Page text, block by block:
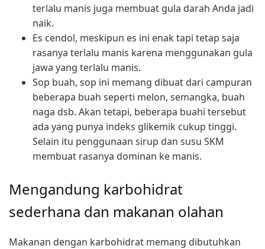
terlalu manis juga membuat gula darah Anda jadi
naik.
Es cendol, meskipun es ini enak tapi tetap saja
rasanya terlalu manis karena menggunakan gula
jawa yang terlalu manis.
Sop buah, sop ini memang dibuat dari campuran
beberapa buah seperti melon, semangka, buah
naga dsb. Akan tetapi, beberapa buahi tersebut
ada yang punya indeks glikemik cukup tinggi.
Selain itu penggunaan sirup dan susu SKM
membuat rasanya dominan ke manis.
Mengandung karbohidrat
sederhana dan makanan olahan
Makanan dengan karbohidrat memang dibutuhkan